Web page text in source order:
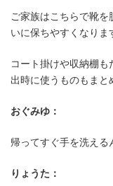
家族玄関
ご家族はこちらで靴
いに保ちやすくなりま
コート掛けや収納棚
出時に使うものもまと
おぐみゆ：
帰ってすぐ手を洗える
りょうた：